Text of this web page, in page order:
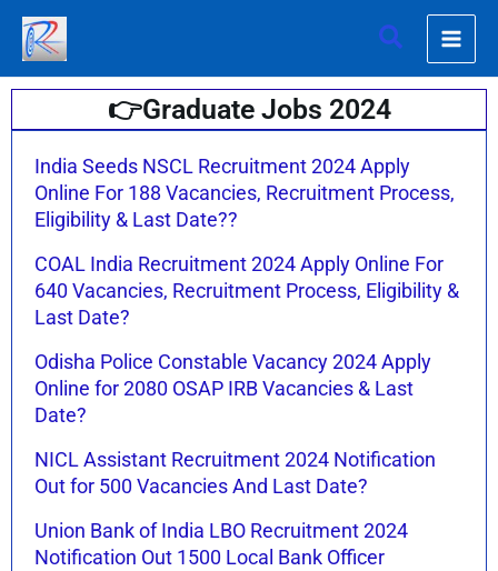
Skip
content
Search
👉Graduate Jobs 2024
India Seeds NSCL Recruitment 2024 Apply
Online For 188 Vacancies, Recruitment Process,
Eligibility & Last Date??
COAL India Recruitment 2024 Apply Online For
640 Vacancies, Recruitment Process, Eligibility &
Last Date?
Odisha Police Constable Vacancy 2024 Apply
Online for 2080 OSAP IRB Vacancies & Last
Date?
NICL Assistant Recruitment 2024 Notification
Out for 500 Vacancies And Last Date?
Union Bank of India LBO Recruitment 2024
Notification Out 1500 Local Bank Officer
PagePagePage Page